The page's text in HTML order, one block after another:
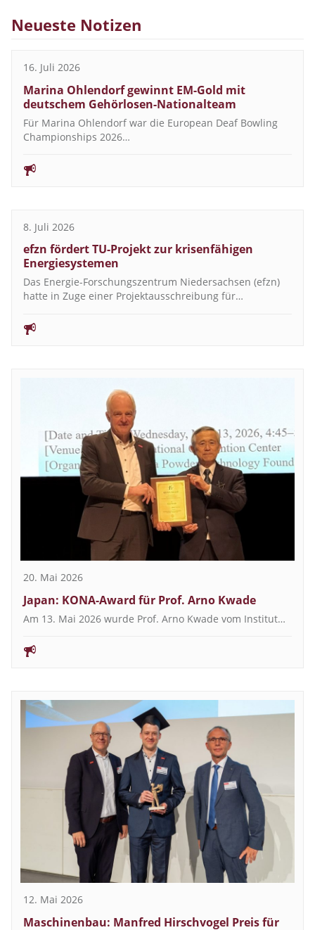
Neueste Notizen
16. Juli 2026
Marina Ohlendorf gewinnt EM-Gold mit
deutschem Gehörlosen-Nationalteam
Für Marina Ohlendorf war die European Deaf Bowling
Championships 2026…
8. Juli 2026
efzn fördert TU-Projekt zur krisenfähigen
Energiesystemen
Das Energie-Forschungszentrum Niedersachsen (efzn)
hatte in Zuge einer Projektausschreibung für…
20. Mai 2026
Japan: KONA-Award für Prof. Arno Kwade
Am 13. Mai 2026 wurde Prof. Arno Kwade vom Institut…
12. Mai 2026
Maschinenbau: Manfred Hirschvogel Preis für